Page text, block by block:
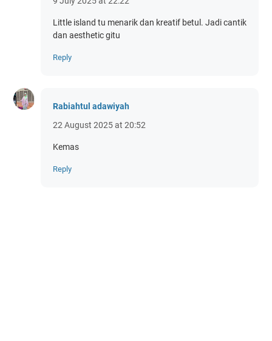
Little island tu menarik dan kreatif betul. Jadi cantik
dan aesthetic gitu
Reply
Rabiahtul adawiyah
22 August 2025 at 20:52
Kemas
Reply